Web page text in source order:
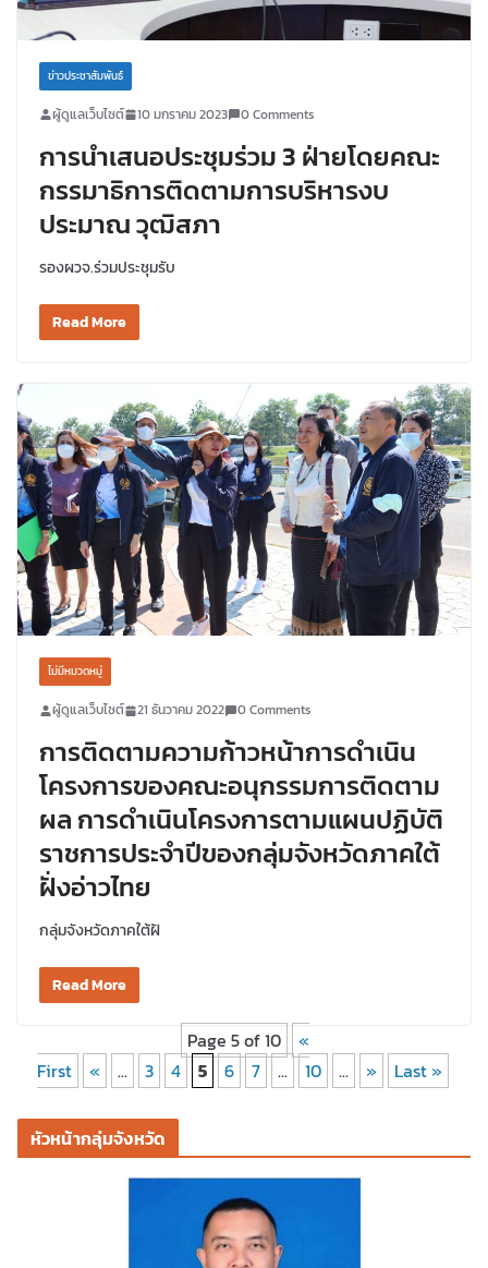
ข่าวประชาสัมพันธ์
ผู้ดูแลเว็บไซต์ 10 มกราคม 2023 0 Comments
การนำเสนอประชุมร่วม 3 ฝ่ายโดยคณะ
กรรมาธิการติดตามการบริหารงบ
ประมาณ วุฒิสภา
รองผวจ.ร่วมประชุมรับ
Read More
ไม่มีหมวดหมู่
ผู้ดูแลเว็บไซต์ 21 ธันวาคม 2022 0 Comments
การติดตามความก้าวหน้าการดำเนิน
โครงการของคณะอนุกรรมการติดตาม
ผล การดำเนินโครงการตามแผนปฏิบัติ
ราชการประจำปีของกลุ่มจังหวัดภาคใต้
ฝั่งอ่าวไทย
กลุ่มจังหวัดภาคใต้ฝั
Read More
Page 5 of 10
«
First
« ... 3 4 5 6 7 ... 10 ... » Last »
หัวหน้ากลุ่มจังหวัด